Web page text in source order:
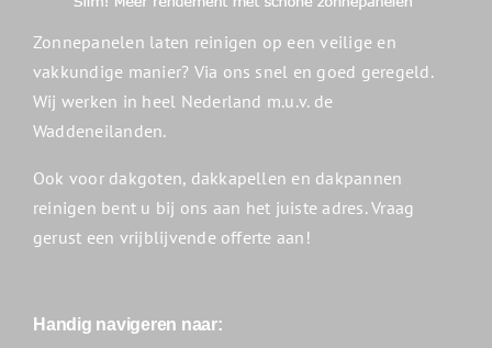
Zonnepanelen laten reinigen op een veilige en
vakkundige manier? Via ons snel en goed geregeld.
Wij werken in heel Nederland m.u.v. de
Waddeneilanden.
Ook voor dakgoten, dakkapellen en dakpannen
reinigen bent u bij ons aan het juiste adres. Vraag
gerust een vrijblijvende offerte aan!
Handig navigeren naar: